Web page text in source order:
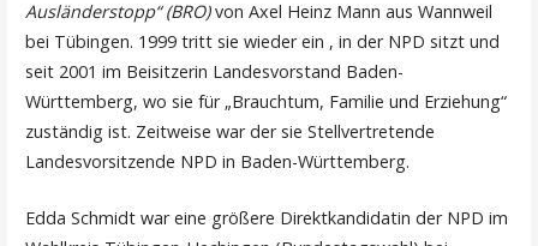
Ausländerstopp“ (BRO)von Axel Heinz Mann aus Wannweil
bei Tübingen. 1999 tritt sie wieder ein , in der NPD sitzt und
seit 2001 im Beisitzerin Landesvorstand Baden-
Württemberg, wo sie für „Brauchtum, Familie und Erziehung“
zuständig ist. Zeitweise war der sie Stellvertretende
Landesvorsitzende NPD in Baden-Württemberg.
Edda Schmidt war eine größere Direktkandidatin der NPD im